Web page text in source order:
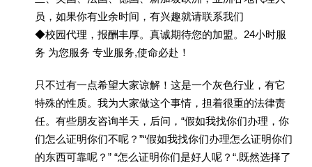
员，如果你有业余时间，有兴趣就请联系我们
◆校园代理，报酬丰厚。真诚期待您的加盟。24小时服
务 为您服务 专业服务,使命必赴！
只不过有一点希望大家谅解！这是一个灰色行业，有它
特殊的性质。我为大家做这个事情，担着很重的法律责
任。有些朋友咨询半天，后问，“假如我找你们办理，你
们怎么证明你们不呢？”“假如我找你们办理怎么证明你们
的东西可靠呢？” “怎么证明你们是好人呢？“.既然选择了